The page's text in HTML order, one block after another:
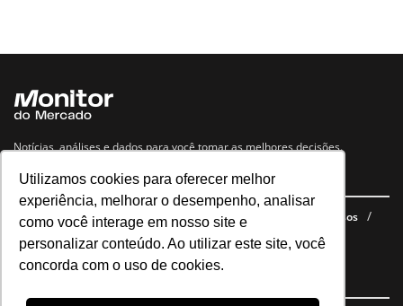
Utilizamos cookies para oferecer melhor
experiência, melhorar o desempenho, analisar
como você interage em nosso site e
personalizar conteúdo. Ao utilizar este site, você
concorda com o uso de cookies.
Notícias, análises e dados para você tomar as melhores decisões.
Navegue no site
Últimas notícias Quem somos E-books gratuitos
Cursos
Política de privacidade